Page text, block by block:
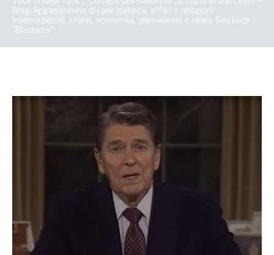
Blog. Appassionato di (geo)politica, affari e relazioni
internazionali, storia, economia, giornalismo e news. Gestisce
“Blackstar”.